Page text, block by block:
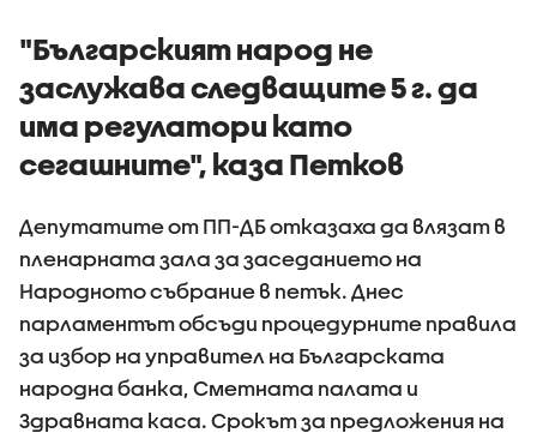
"Българският народ не
заслужава следващите 5 г. да
има регулатори като
сегашните", каза Петков
Депутатите от ПП-ДБ отказаха да влязат в
пленарната зала за заседанието на
Народното събрание в петък. Днес
парламентът обсъди процедурните правила
за избор на управител на Българската
народна банка, Сметната палата и
Здравната каса. Срокът за предложения на